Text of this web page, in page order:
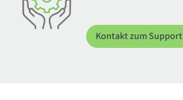
Kontakt zum Support